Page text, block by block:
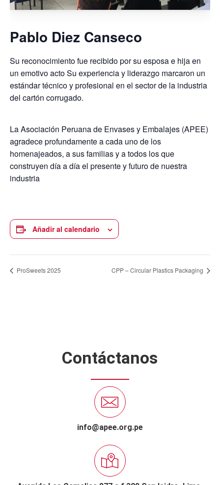
Pablo Diez Canseco
Su reconocimiento fue recibido por su esposa e hija en
un emotivo acto Su experiencia y liderazgo marcaron un
estándar técnico y profesional en el sector de la industria
del cartón corrugado.
La Asociación Peruana de Envases y Embalajes (APEE)
agradece profundamente a cada uno de los
homenajeados, a sus familias y a todos los que
construyen día a día el presente y futuro de nuestra
industria
Añadir al calendario
ProSweets 2025 CPP – Circular Plastics Packaging
Contáctanos
info@apee.org.pe